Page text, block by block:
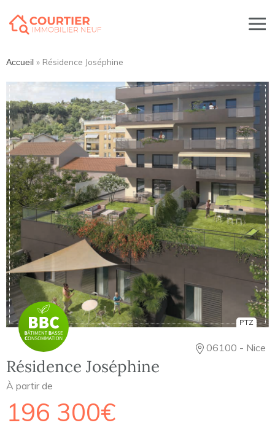
Accueil » Résidence Joséphine
PTZ
06100 - Nice
Résidence Joséphine
À partir de
196 300€